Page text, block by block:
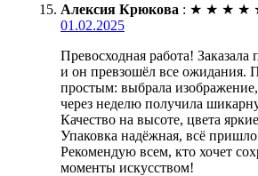
Алексия Крюкова : ★ ★ ★ ★
01.02.2025
Превосходная работа! Заказала
и он превзошёл все ожидания.
простым: выбрала
через неделю получила
Качество на высоте, цвета
Упаковка надёжная, всё
Рекомендую всем, кто хочет
моменты искусством!